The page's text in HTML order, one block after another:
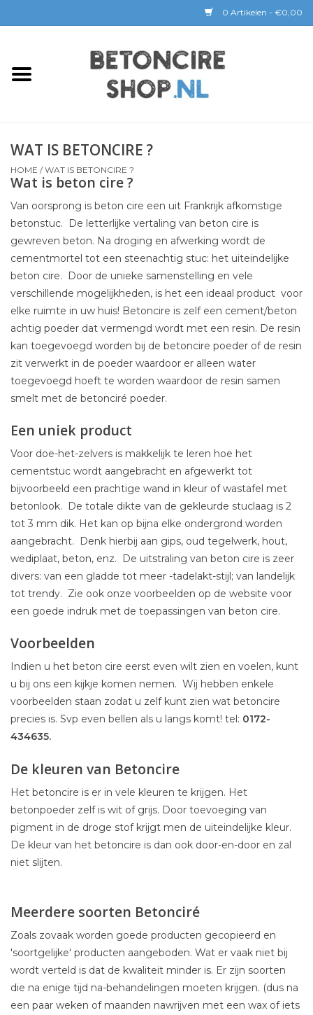
0 Artikelen - €0,00
Home
BaseBeton | Kant & Klaar
Sichtbeton
GEREEDSCHAP &
COATINGS
Verwerking
WAT IS BETONCIRE ?
HOME /WAT IS BETONCIRE ?
Wat is beton cire ?
Van oorsprong is beton cire een uit Frankrijk afkomstige
betonstuc. De letterlijke vertaling van beton cire is
gewreven beton. Na droging en afwerking wordt de
cementmortel tot een steenachtig stuc: het uiteindelijke
beton cire. Door de unieke samenstelling en vele
verschillende mogelijkheden, is het een ideaal product voor
elke ruimte in uw huis! Betoncire is zelf een cement/beton
achtig poeder dat vermengd wordt met een resin. De resin
kan toegevoegd worden bij de betoncire poeder of de resin
zit verwerkt in de poeder waardoor er alleen water
toegevoegd hoeft te worden waardoor de resin samen
smelt met de betonciré poeder.
Een uniek product
Voor doe-het-zelvers is makkelijk te leren hoe het
cementstuc wordt aangebracht en afgewerkt tot
bijvoorbeeld een prachtige wand in kleur of wastafel met
betonlook. De totale dikte van de gekleurde stuclaag is 2
tot 3 mm dik. Het kan op bijna elke ondergrond worden
aangebracht. Denk hierbij aan gips, oud tegelwerk, hout,
wediplaat, beton, enz. De uitstraling van beton cire is zeer
divers: van een gladde tot meer -tadelakt-stijl; van landelijk
tot trendy. Zie ook onze voorbeelden op de website voor
een goede indruk met de toepassingen van beton cire.
Voorbeelden
Indien u het beton cire eerst even wilt zien en voelen, kunt
u bij ons een kijkje komen nemen. Wij hebben enkele
voorbeelden staan zodat u zelf kunt zien wat betoncire
precies is. Svp even bellen als u langs komt! tel: 0172-
434635.
De kleuren van Betoncire
Het betoncire is er in vele kleuren te krijgen. Het
betonpoeder zelf is wit of grijs. Door toevoeging van
pigment in de droge stof krijgt men de uiteindelijke kleur.
De kleur van het betoncire is dan ook door-en-door en zal
niet slijten.
Meerdere soorten Betonciré
Zoals zovaak worden goede producten gecopieerd en
'soortgelijke' producten aangeboden. Wat er vaak niet bij
wordt verteld is dat de kwaliteit minder is. Er zijn soorten
die na enige tijd na-behandelingen moeten krijgen. (dus na
een paar weken of maanden nawrijven met een wax of iets